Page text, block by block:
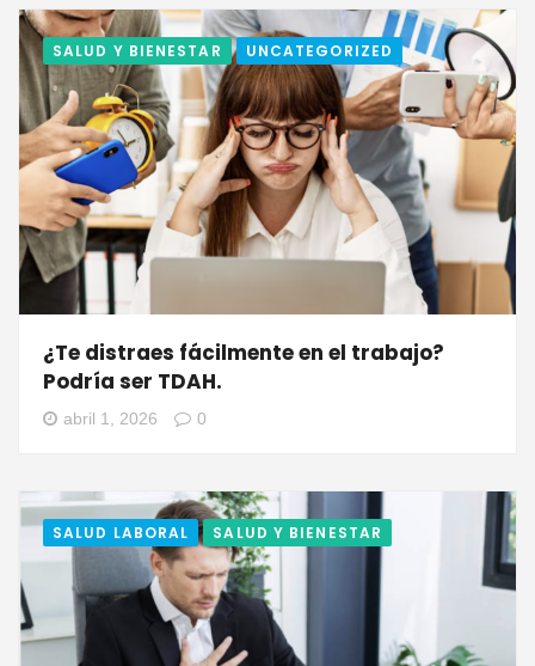
SALUD Y BIENESTAR UNCATEGORIZED
¿Te distraes fácilmente en el trabajo?
Podría ser TDAH.
abril 1, 2026 0
SALUD LABORAL SALUD Y BIENESTAR